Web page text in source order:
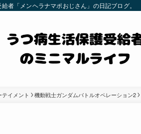
者「メンヘラナマポおじさん」の日記ブログ。
イメント 機動戦士ガンダムバトルオペレーション2